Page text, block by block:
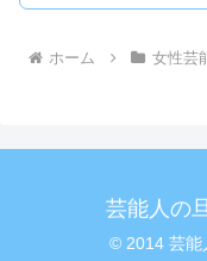
ホーム 女性芸
芸能人の
© 2014 芸能